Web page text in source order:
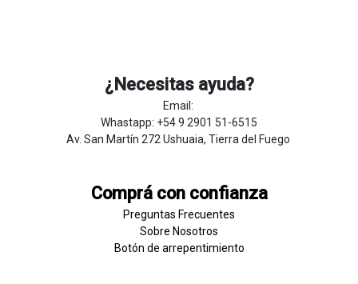
¿Necesitas ayuda?
Email:
Whastapp: +54 9 2901 51-6515
Av. San Martín 272 Ushuaia, Tierra del Fuego
Comprá con confianza
Preguntas Frecuentes
Sobre Nosotros
Botón de ​arrepentim​​​iento